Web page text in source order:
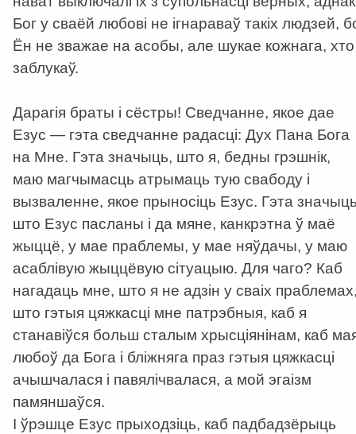
Бог у сваёй любові не ігнараваў такіх людзей,
Ён не зважае на асобы, але шукае кожнага, хто
заблукаў.
Дарагія браты і сёстры! Сведчанне, якое дае
Езус — гэта сведчанне радасці: Дух Пана Бога
на Мне. Гэта значыць, што я, бедны грэшнік,
маю магчымасць атрымаць тую свабоду і
вызваленне, якое прыносіць Езус. Гэта
што Езус пасланы і да мяне, канкрэтна ў маё
жыццё, у мае праблемы, у мае няўдачы, у маю
асаблівую жыццёвую сітуацыю. Для чаго? Каб
нагадаць мне, што я не адзін у сваіх
што гэтыя цяжкасці мне патрэбныя, каб я
станавіўся больш сталым хрысціянінам, каб
любоў да Бога і бліжняга праз гэтыя цяжкасці
ачышчалася і павялічвалася, а мой эгаізм
памяншаўся.
І ўрэшце Езус прыходзіць, каб падбадзёрыць